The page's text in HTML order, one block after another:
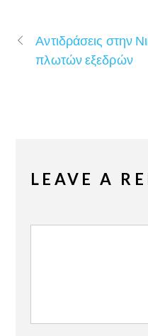
Αντιδράσεις στην
πλωτών εξεδρών
LEAVE A